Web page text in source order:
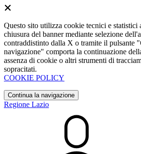
Questo sito utilizza cookie tecnici e statistici
chiusura del banner mediante selezione
contraddistinto dalla X o tramite il pulsante
navigazione" comporta la continuazione
assenza di cookie o altri strumenti di
sopracitati.
COOKIE POLICY
Continua la navigazione
Regione Lazio